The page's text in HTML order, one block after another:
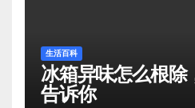
生活百科
冰箱异味怎么根除
告诉你